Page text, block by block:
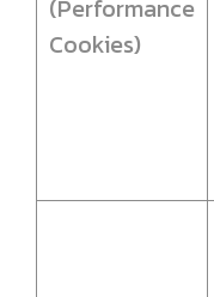
(Performance
Cookies)